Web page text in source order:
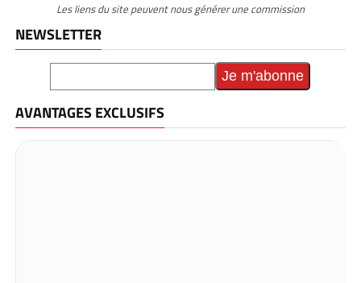
Les liens du site peuvent nous générer une commission
NEWSLETTER
AVANTAGES EXCLUSIFS